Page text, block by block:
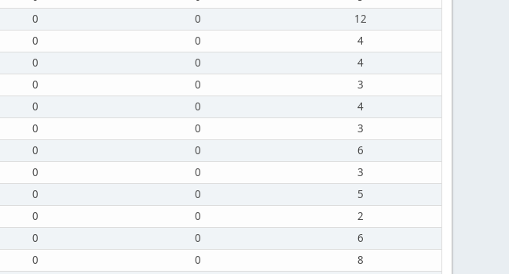
0 0
12
0 0
4
0 0
4
0 0
3
0 0
4
0 0
3
0 0
6
0 0
3
0 0
5
0 0
2
0 0
6
0 0
8